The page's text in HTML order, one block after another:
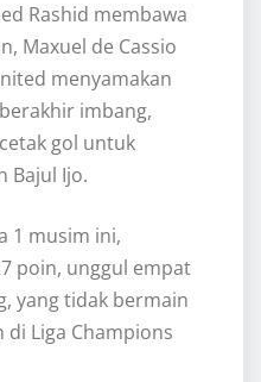
Rashid membawa
Maxuel de Cassio
menyamakan
imbang,
gol untuk
Bajul Ijo.
1 musim ini,
poin, unggul empat
yang tidak bermain
Liga Champions